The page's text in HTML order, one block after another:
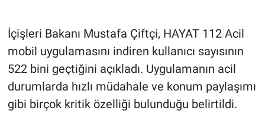
İçişleri Bakanı Mustafa Çiftçi, HAYAT 112 Acil
mobil uygulamasını indiren kullanıcı sayısının
522 bini geçtiğini açıkladı. Uygulamanın acil
durumlarda hızlı müdahale ve konum paylaşımı
gibi birçok kritik özelliği bulunduğu belirtildi.